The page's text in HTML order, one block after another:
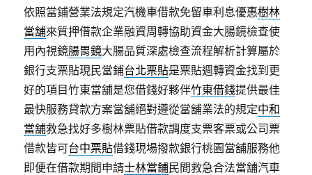
依照當鋪營業法規定汽機車借款免留車利息優惠樹林
當舖來質押借款企業融資周轉協助資金大腸鏡檢查使
用內視鏡腸胃鏡大腸品質深處檢查流程解析計算屬於
銀行支票貼現民當鋪台北票貼是票貼週轉資金找到更
好的項目竹東當舖是您借錢好夥伴竹東借錢提供最佳
最快服務貸款方案當舖絕對遵從當舖業法的規定中和
當舖救急找好多樹林票貼借款調度支票客票或公司票
借款皆可台中票貼借錢現場撥款銀行桃園當舖服務他
即便在借款期間申請士林當鋪民間救急合法當舖汽車